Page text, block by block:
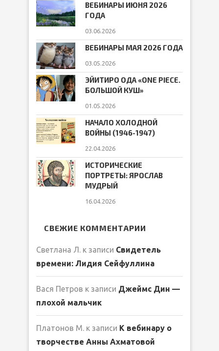
ВЕБИНАРЫ ИЮНЯ 2026
ГОДА
03.06.2026
ВЕБИНАРЫ МАЯ 2026 ГОДА
03.05.2026
ЭЙИТИРО ОДА «ONE PIECE.
БОЛЬШОЙ КУШ»
01.05.2026
НАЧАЛО ХОЛОДНОЙ
ВОЙНЫ (1946-1947)
22.04.2026
ИСТОРИЧЕСКИЕ
ПОРТРЕТЫ: ЯРОСЛАВ
МУДРЫЙ
16.04.2026
СВЕЖИЕ КОММЕНТАРИИ
Светлана Л. к записи Свидетель
времени: Лидия Сейфуллина
Вася Петров к записи Джеймс Дин —
плохой мальчик
Платонов М. к записи К вебинару о
творчестве Анны Ахматовой